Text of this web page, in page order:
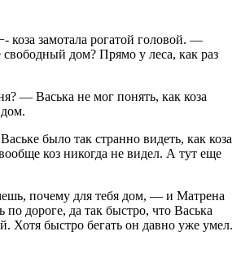
замотала рогатой головой. —
дом? Прямо у леса, как раз
— Васька не мог понять, как коза
было так странно видеть, как коза
коз никогда не видел. А тут еще
почему для тебя дом, — и Матрена
по дороге, да так быстро, что Васька
Хотя быстро бегать он давно уже умел.